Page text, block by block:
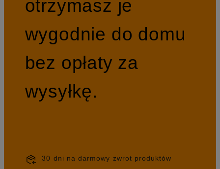
otrzymasz je
wygodnie do domu
bez opłaty za
wysyłkę.
30 dni na darmowy zwrot produktów